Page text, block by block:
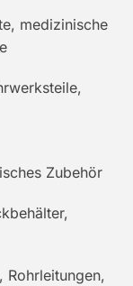
medizinische
Zubehör
Rohrleitungen,